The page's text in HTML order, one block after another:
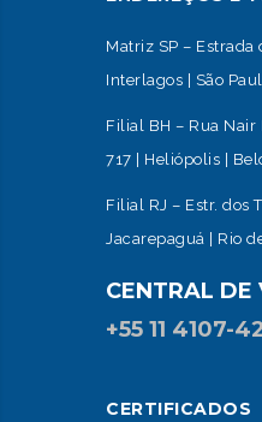
Matriz SP – Estrada
Interlagos | São
Filial BH – Rua Nair
717 | Heliópolis |
Filial RJ – Estr. dos
Jacarepaguá | Rio
CENTRAL DE
+55 11 4107-
CERTIFICADOS